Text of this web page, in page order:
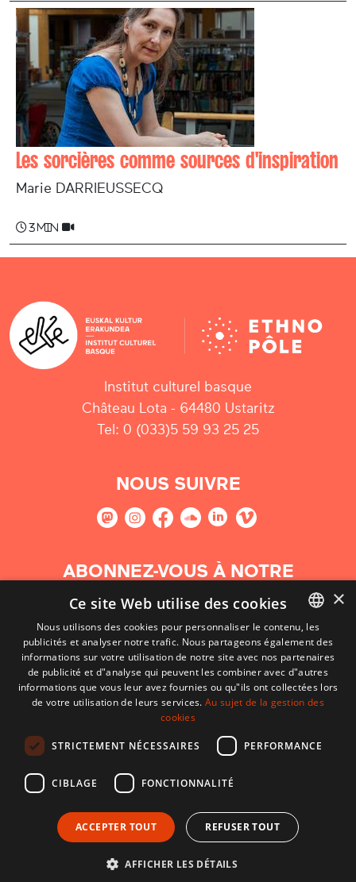
Les sorcières comme sources d'inspiration
Marie DARRIEUSSECQ
3 min
Institut culturel basque
Château Lota - 64480 Ustaritz
Tel: 0 (033)5 59 93 25 25
NOUS SUIVRE
ABONNEZ-VOUS À NOTRE
NEWSLETTER
S'abonner
CONDITIONS D'UTILISATION
Développé par CodeSyntax. CMS :
BASQUE
FRENCH
×
Ce site Web utilise des cookies
Nous utilisons des cookies pour personnaliser le contenu, les
publicités et analyser notre trafic. Nous partageons également des
informations sur votre utilisation de notre site avec nos partenaires
de publicité et d"analyse qui peuvent les combiner avec d"autres
informations que vous leur avez fournies ou qu"ils ont collectées lors
de votre utilisation de leurs services.Au sujet de la gestion des
cookies
STRICTEMENT NÉCESSAIRES PERFORMANCE
CIBLAGE FONCTIONNALITÉ
ACCEPTER TOUT REFUSER TOUT
AFFICHER LES DÉTAILS